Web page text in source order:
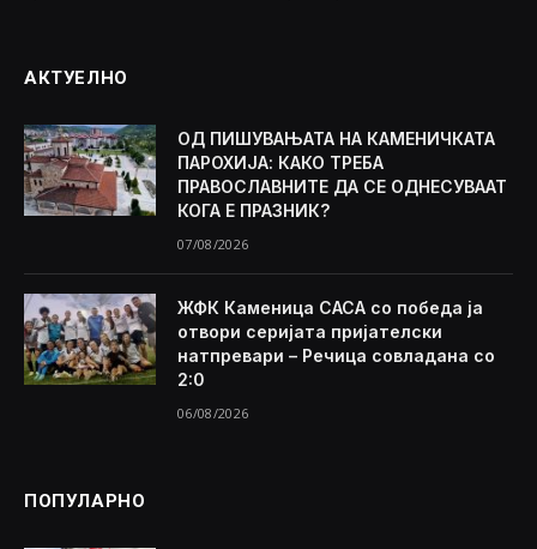
АКТУЕЛНО
ОД ПИШУВАЊАТА НА КАМЕНИЧКАТА
ПАРОХИЈА: КАКО ТРЕБА
ПРАВОСЛАВНИТЕ ДА СЕ ОДНЕСУВААТ
КОГА Е ПРАЗНИК?
07/08/2026
ЖФК Каменица САСА со победа ја
отвори серијата пријателски
натпревари – Речица совладана со
2:0
06/08/2026
ПОПУЛАРНО